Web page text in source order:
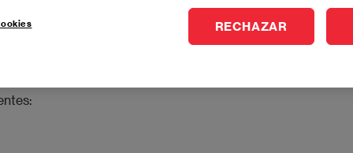
con algunas pautas previas para simplificar el
acudir a un gestor profesional. Para facilitar
de ingresos
RECHAZAR